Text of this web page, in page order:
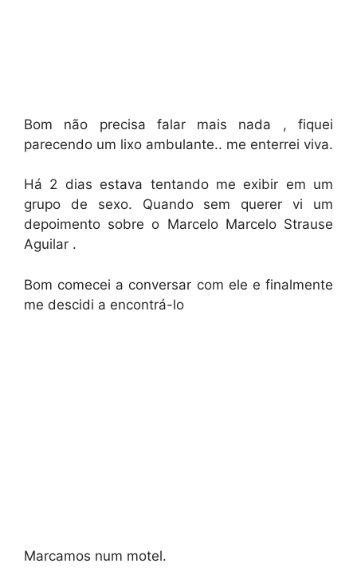
Bom não precisa falar mais nada , fiquei
parecendo um lixo ambulante.. me enterrei viva.
Há 2 dias estava tentando me exibir em um
grupo de sexo. Quando sem querer vi um
depoimento sobre o Marcelo Marcelo Strause
Aguilar .
Bom comecei a conversar com ele e finalmente
me descidi a encontrá-lo
Marcamos num motel.